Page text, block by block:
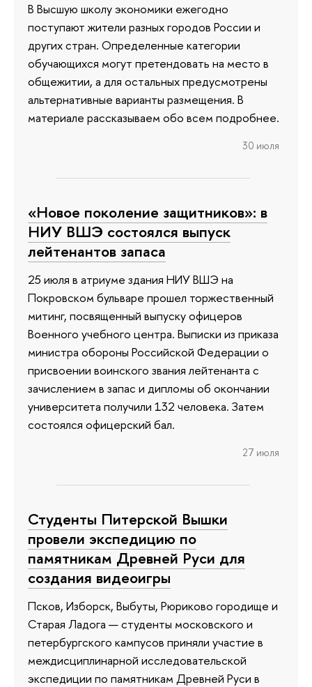
В Высшую школу экономики ежегодно
поступают жители разных городов России и
других стран. Определенные категории
обучающихся могут претендовать на место в
общежитии, а для остальных предусмотрены
альтернативные варианты размещения. В
материале рассказываем обо всем подробнее.
30 июля
«Новое поколение защитников»: в
НИУ ВШЭ состоялся выпуск
лейтенантов запаса
25 июля в атриуме здания НИУ ВШЭ на
Покровском бульваре прошел торжественный
митинг, посвященный выпуску офицеров
Военного учебного центра. Выписки из приказа
министра обороны Российской Федерации о
присвоении воинского звания лейтенанта с
зачислением в запас и дипломы об окончании
университета получили 132 человека. Затем
состоялся офицерский бал.
27 июля
Студенты Питерской Вышки
провели экспедицию по
памятникам Древней Руси для
создания видеоигры
Псков, Изборск, Выбуты, Рюриково городище и
Старая Ладога — студенты московского и
петербургского кампусов приняли участие в
междисциплинарной исследовательской
экспедиции по памятникам Древней Руси в